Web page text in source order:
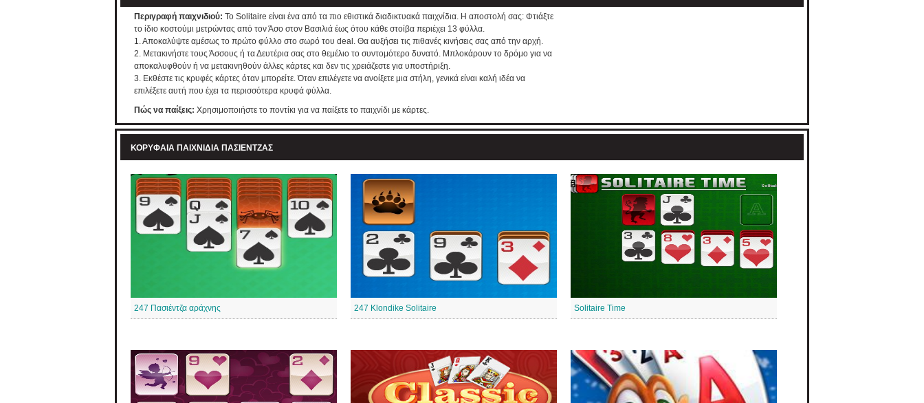
Περιγραφή παιχνιδιού: Το Solitaire είναι ένα από τα πιο εθιστικά διαδικτυακά παιχνίδια. Η αποστολή σας: Φτιάξτε
το ίδιο κοστούμι μετρώντας από τον Άσο στον Βασιλιά έως ότου κάθε στοίβα περιέχει 13 φύλλα.
1. Αποκαλύψτε αμέσως το πρώτο φύλλο στο σωρό του deal. Θα αυξήσει τις πιθανές κινήσεις σας από την αρχή.
2. Μετακινήστε τους Άσσους ή τα Δευτέρια σας στο θεμέλιο το συντομότερο δυνατό. Μπλοκάρουν το δρόμο για να
αποκαλυφθούν ή να μετακινηθούν άλλες κάρτες και δεν τις χρειάζεστε για υποστήριξη.
3. Εκθέστε τις κρυφές κάρτες όταν μπορείτε. Όταν επιλέγετε να ανοίξετε μια στήλη, γενικά είναι καλή ιδέα να
επιλέξετε αυτή που έχει τα περισσότερα κρυφά φύλλα.
Πώς να παίξεις: Χρησιμοποιήστε το ποντίκι για να παίξετε το παιχνίδι με κάρτες.
ΚΟΡΥΦΑΊΑ ΠΑΙΧΝΊΔΙΑ ΠΑΣΙΈΝΤΖΑΣ
247 Πασιέντζα αράχνης 247 Klondike Solitaire Solitaire Time